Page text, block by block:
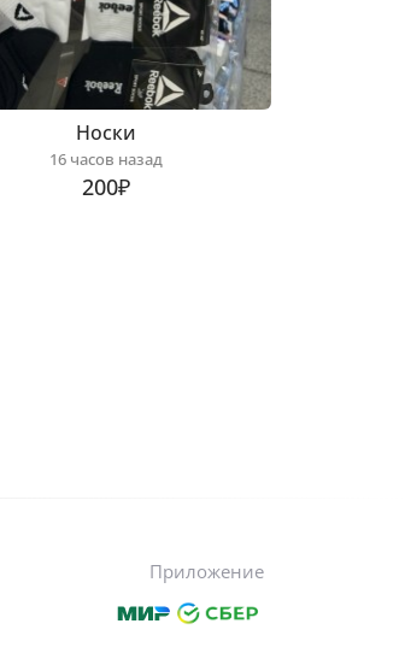
Носки
16 часов назад
200₽
Приложение